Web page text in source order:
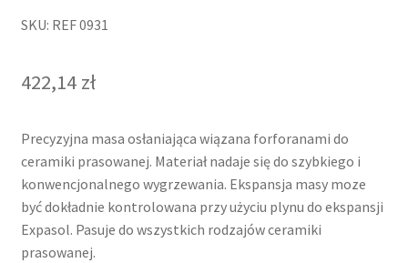
SKU: REF 0931
422,14 zł
Precyzyjna masa osłaniająca wiązana forforanami do
ceramiki prasowanej. Materiał nadaje się do szybkiego i
konwencjonalnego wygrzewania. Ekspansja masy moze
być dokładnie kontrolowana przy użyciu plynu do ekspansji
Expasol. Pasuje do wszystkich rodzajów ceramiki
prasowanej.